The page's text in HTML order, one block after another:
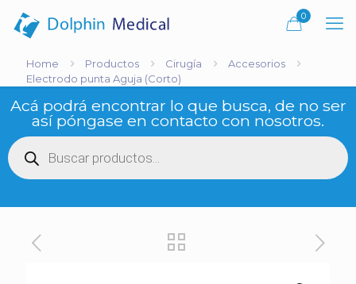
0
Home Productos Cirugía
Accesorios
Electrodo punta Aguja (Corto)
Acá podrá encontrar lo que busca, de no ser
así póngase en contacto con nosotros.
Búsqueda
de
productos